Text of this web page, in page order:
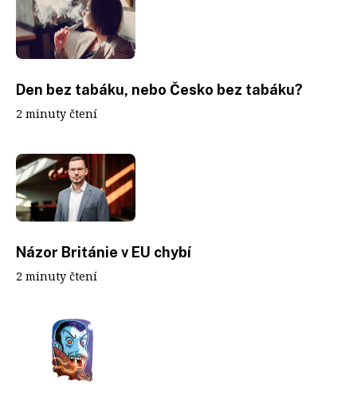
Den bez tabáku, nebo Česko bez tabáku?
2 minuty čtení
Názor Británie v EU chybí
2 minuty čtení